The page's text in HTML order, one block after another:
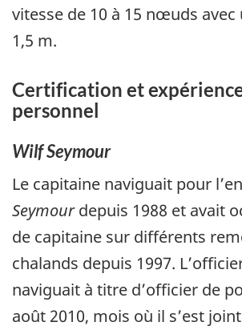
vitesse de 10 à 15 nœuds avec
1,5 m.
Certification et
personnel
Wilf Seymour
Le capitaine naviguait pour
Seymourdepuis 1988 et avait
de capitaine sur différents
chalands depuis 1997.
naviguait à titre d’officier de
août 2010, mois où il s’est